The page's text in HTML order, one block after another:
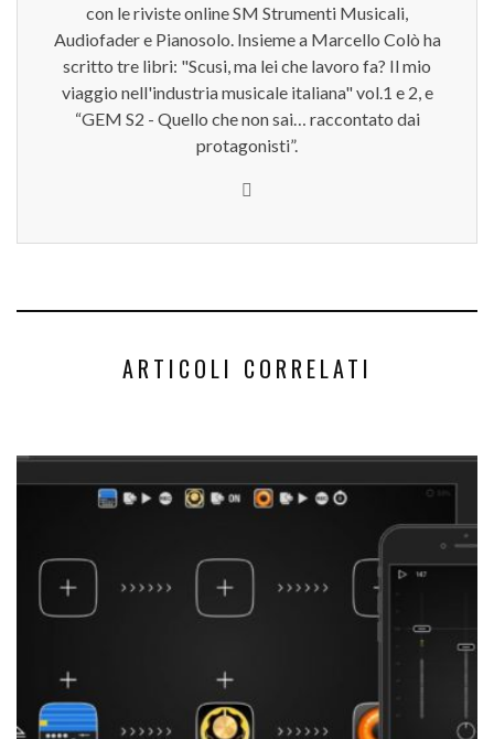
con le riviste online SM Strumenti Musicali,
Audiofader e Pianosolo. Insieme a Marcello Colò ha
scritto tre libri: "Scusi, ma lei che lavoro fa? Il mio
viaggio nell'industria musicale italiana" vol.1 e 2, e
“GEM S2 - Quello che non sai… raccontato dai
protagonisti”.
ARTICOLI CORRELATI